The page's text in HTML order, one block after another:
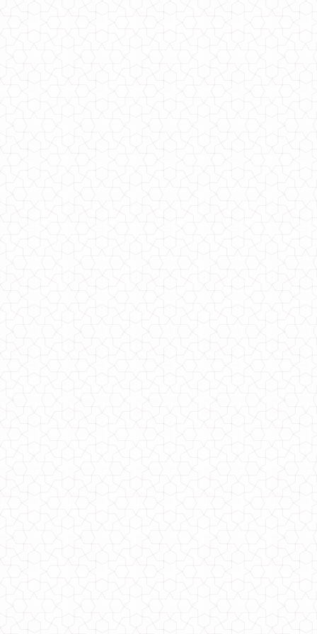
Модний трикотажний жіночий костюм з брюками (батал)
1340.00грн.
Жіночий трикотажний брючний костюм
650.00грн.
Жіночий літній трикотажний костюм з футболкою і шортами
600.00грн.